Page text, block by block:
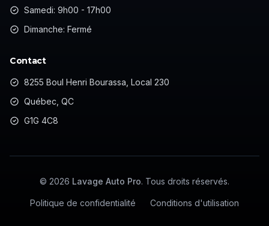
Samedi: 9h00 - 17h00
Dimanche: Fermé
Contact
8255 Boul Henri Bourassa, Local 230
Québec, QC
G1G 4C8
© 2026 Lavage Auto Pro. Tous droits réservés.
Politique de confidentialité Conditions d'utilisation